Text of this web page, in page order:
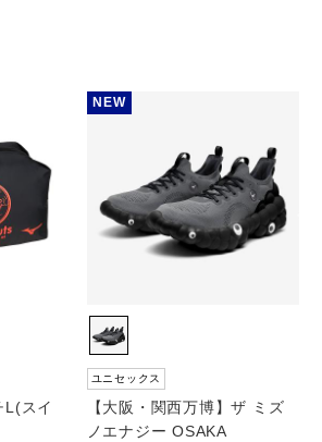
L(スイ
NEW
ユニセックス
【大阪・関西万博】ザ ミズ
ノエナジー OSAKA